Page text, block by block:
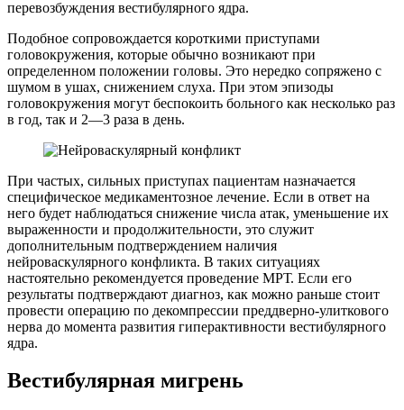
перевозбуждения вестибулярного ядра.
Подобное сопровождается короткими приступами
головокружения, которые обычно возникают при
определенном положении головы. Это нередко сопряжено с
шумом в ушах, снижением слуха. При этом эпизоды
головокружения могут беспокоить больного как несколько раз
в год, так и 2—3 раза в день.
При частых, сильных приступах пациентам назначается
специфическое медикаментозное лечение. Если в ответ на
него будет наблюдаться снижение числа атак, уменьшение их
выраженности и продолжительности, это служит
дополнительным подтверждением наличия
нейроваскулярного конфликта. В таких ситуациях
настоятельно рекомендуется проведение МРТ. Если его
результаты подтверждают диагноз, как можно раньше стоит
провести операцию по декомпрессии преддверно-улиткового
нерва до момента развития гиперактивности вестибулярного
ядра.
Вестибулярная мигрень